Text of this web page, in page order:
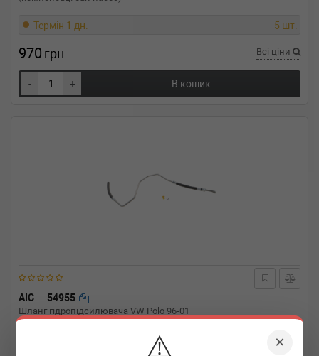
×
⚠️
Термін 1 дн. 5 шт.
970 грн Всі ціни
- + В кошик
AIC 54955
Шланг гідропідсилювача VW Polo 96-01